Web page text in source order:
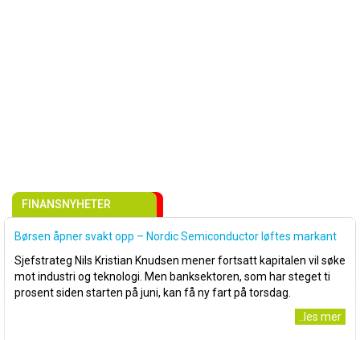
FINANSNYHETER
Børsen åpner svakt opp – Nordic Semiconductor løftes markant
Sjefstrateg Nils Kristian Knudsen mener fortsatt kapitalen vil søke
mot industri og teknologi. Men banksektoren, som har steget ti
prosent siden starten på juni, kan få ny fart på torsdag.
..les mer